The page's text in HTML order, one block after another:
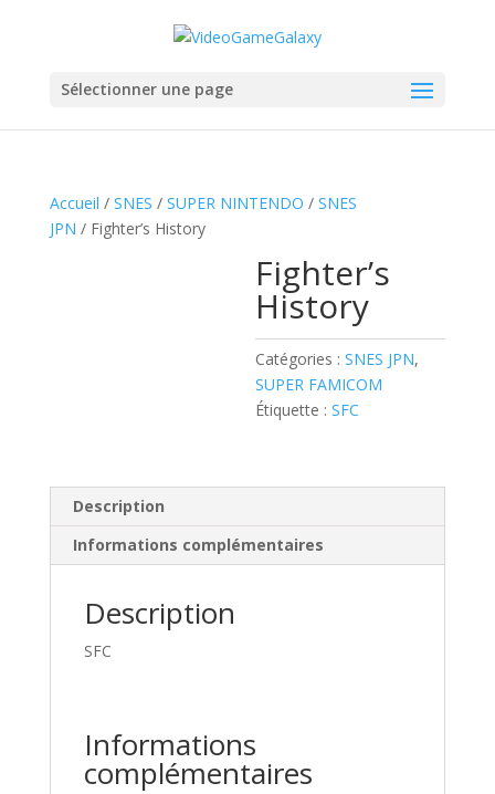
Sélectionner une page
Accueil / SNES / SUPER NINTENDO / SNES
JPN / Fighter’s History
Fighter’s
History
Catégories :SNES JPN,
SUPER FAMICOM
Étiquette :SFC
Description
Informations complémentaires
Description
SFC
Informations
complémentaires